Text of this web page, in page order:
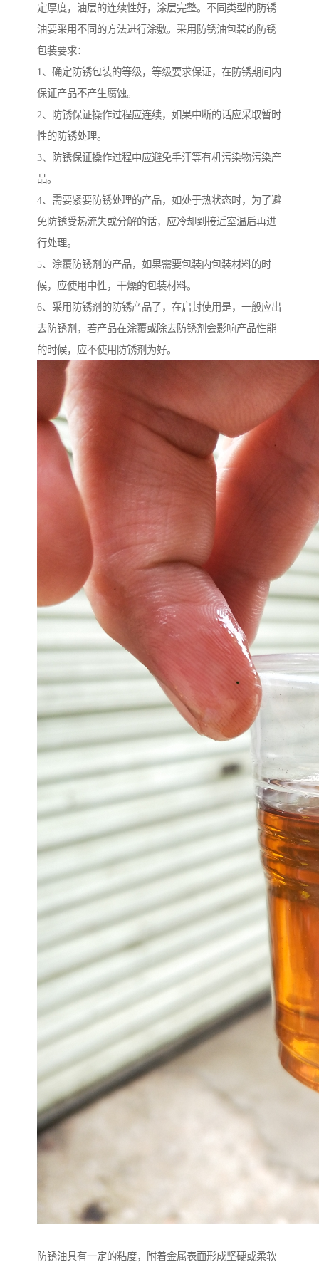
定厚度，油层的连续性好，涂层完整。不同类型的防锈
油要采用不同的方法进行涂敷。采用防锈油包装的防锈
包装要求：
1、确定防锈包装的等级，等级要求保证，在防锈期间内
保证产品不产生腐蚀。
2、防锈保证操作过程应连续，如果中断的话应采取暂时
性的防锈处理。
3、防锈保证操作过程中应避免手汗等有机污染物污染产
品。
4、需要紧要防锈处理的产品，如处于热状态时，为了避
免防锈受热流失或分解的话，应冷却到接近室温后再进
行处理。
5、涂覆防锈剂的产品，如果需要包装内包装材料的时
候，应使用中性，干燥的包装材料。
6、采用防锈剂的防锈产品了，在启封使用是，一般应出
去防锈剂，若产品在涂覆或除去防锈剂会影响产品性能
的时候，应不使用防锈剂为好。
防锈油具有一定的粘度，附着金属表面形成坚硬或柔软